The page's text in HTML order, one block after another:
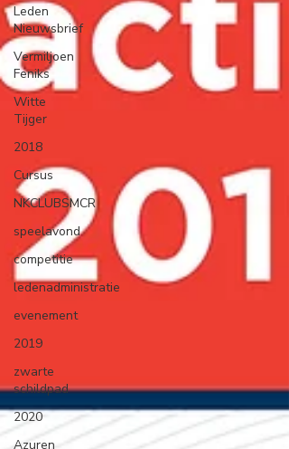
Leden
Nieuwsbrief
Vermiljoen
Feniks
Witte
Tijger
2018
Cursus
NKCLUBSMCR
speelavond
competitie
ledenadministratie
evenement
2019
zwarte
schildpad
2020
Azuren